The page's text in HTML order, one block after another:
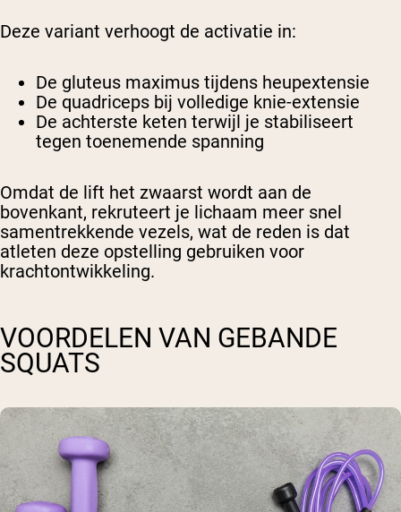
Deze variant verhoogt de activatie in:
De gluteus maximus tijdens heupextensie
De quadriceps bij volledige knie-extensie
De achterste keten terwijl je stabiliseert
tegen toenemende spanning
Omdat de lift het zwaarst wordt aan de
bovenkant, rekruteert je lichaam meer snel
samentrekkende vezels, wat de reden is dat
atleten deze opstelling gebruiken voor
krachtontwikkeling.
VOORDELEN VAN GEBANDE
SQUATS